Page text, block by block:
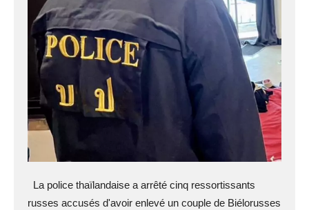
La police thaïlandaise a arrêté cinq ressortissants
russes accusés d'avoir enlevé un couple de Biélorusses